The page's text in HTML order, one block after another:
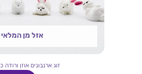
אזל מן המלאי
זוג ארנבונים אוזן ורודה כ 2 ס"מ